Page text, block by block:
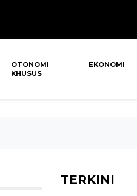
OTONOMI
KHUSUS
EKONOMI
TERKINI